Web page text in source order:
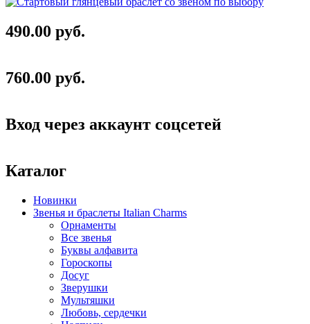
490.00 руб.
760.00 руб.
Вход через аккаунт соцсетей
Каталог
Новинки
Звенья и браслеты Italian Charms
Орнаменты
Все звенья
Буквы алфавита
Гороскопы
Досуг
Зверушки
Мультяшки
Любовь, сердечки